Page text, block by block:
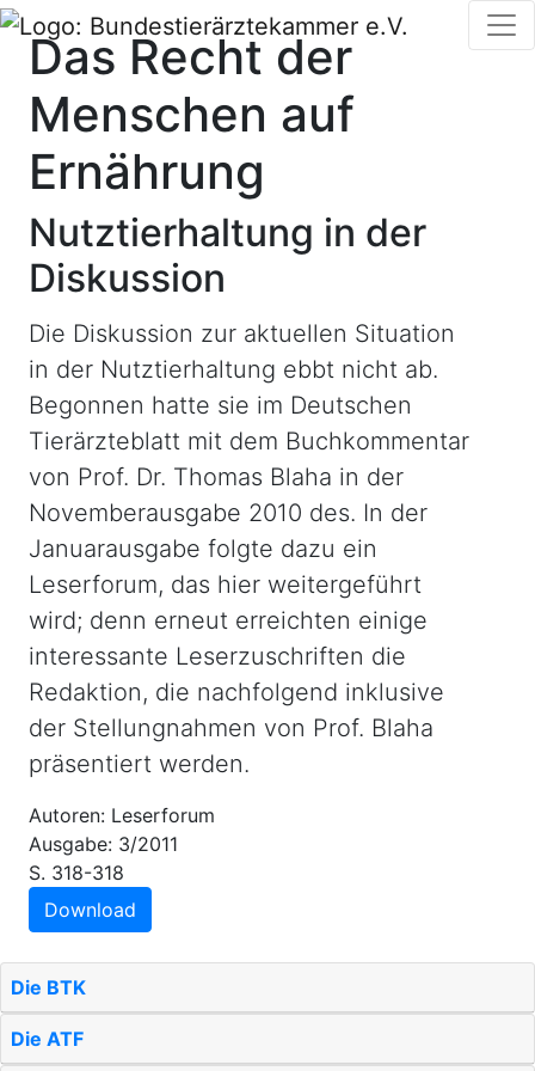
Das Recht der
Menschen auf
Ernährung
Nutztierhaltung in der
Diskussion
Die Diskussion zur aktuellen Situation
in der Nutztierhaltung ebbt nicht ab.
Begonnen hatte sie im Deutschen
Tierärzteblatt mit dem Buchkommentar
von Prof. Dr. Thomas Blaha in der
Novemberausgabe 2010 des. In der
Januarausgabe folgte dazu ein
Leserforum, das hier weitergeführt
wird; denn erneut erreichten einige
interessante Leserzuschriften die
Redaktion, die nachfolgend inklusive
der Stellungnahmen von Prof. Blaha
präsentiert werden.
Autoren: Leserforum
Ausgabe: 3/2011
S. 318-318
Download
Die BTK
Die ATF